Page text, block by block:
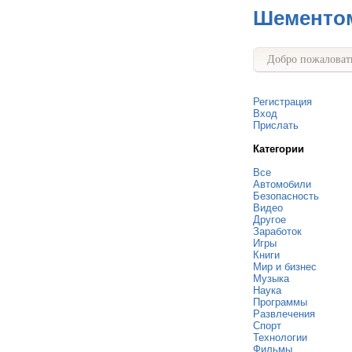
Добро
Регистрация
Вход
Прислать
Категории
Все
Автомобили
Безопасность
Видео
Другое
Заработок
Игры
Книги
Мир и бизнес
Музыка
Наука
Программы
Развлечения
Спорт
Технологии
Фильмы